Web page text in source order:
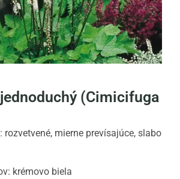
(Cimicifuga
rozvetvené, mierne prevísajúce, slabo
krémovo biela